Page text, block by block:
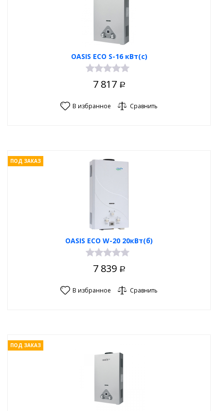
OASIS ECO S-16 кВт(с)
7 817 Р
В избранное Сравнить
OASIS ECO W-20 20кВт(б)
ПОД ЗАКАЗ
7 839 Р
В избранное Сравнить
ПОД ЗАКАЗ